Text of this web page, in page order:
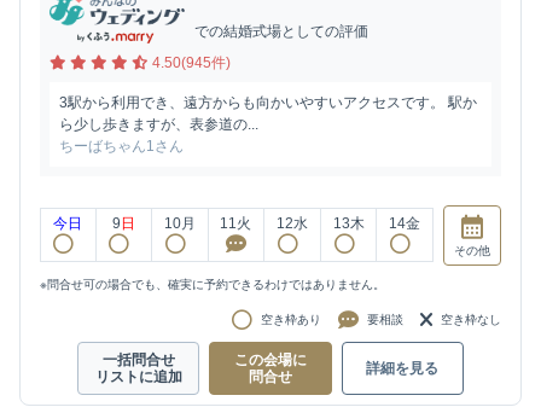
での結婚式場としての評価
4.50(945件)
3駅から利用でき、遠方からも向かいやすいアクセスです。 駅か
ら少し歩きますが、表参道の...
ちーばちゃん1さん
今日 9 日 10月 11火 12水 13木 14金
その他
※問合せ可の場合でも、確実に予約できるわけではありません。
空き枠あり 要相談 空き枠なし
一括問合せ
リストに追加
この会場に
問合せ
詳細を見る